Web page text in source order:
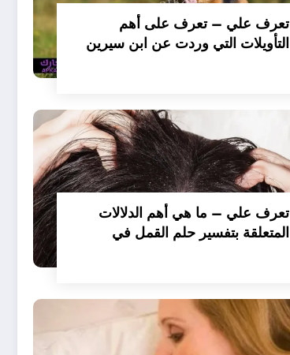
تعرف علي – تعرف على أهم
التأويلات التي وردت عن ابن سيرين
تعرف علي – ما هي أهم الدلالات
المتعلقة بتفسير حلم القمل في